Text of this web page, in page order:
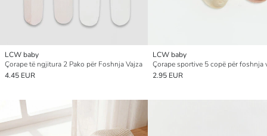
LCW baby
Çorape të ngjitura 2 Pako për Foshnja Vajza
4.45 EUR
LCW baby
Çorape sportive 5 copë për foshnja
2.95 EUR